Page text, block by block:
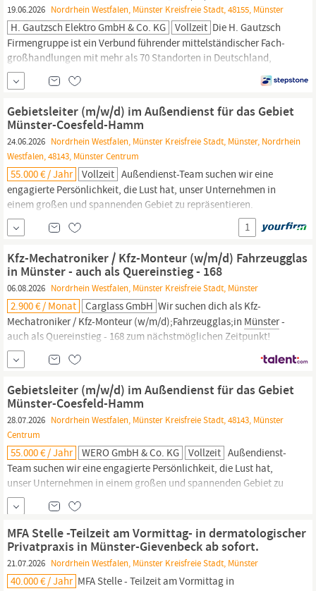
19.06.2026 Nordrhein Westfalen, Münster Kreisfreie Stadt, 48155, Münster
H. Gautzsch Elektro GmbH & Co. KG Vollzeit Die H. Gautzsch
Firmengruppe ist ein Verbund führender mittel­ständischer Fach­
großhandlungen mit mehr als 70 Standorten in Deutschland,
Österreich und in unseren wichtigsten globalen Beschaffungs­
märkten. Wir beschäftigen über 1.400 Mitarbeiter. Als Familien­
unternehmen mit Stammsitz in
inhaber­geführt und mittel­ständisch...
Gebietsleiter (m/w/d) im Außendienst für das Gebiet
Münster-Coesfeld-Hamm
24.06.2026 Nordrhein Westfalen, Münster Kreisfreie Stadt, Münster, Nordrhein
Westfalen, 48143, Münster Centrum
55.000 € / Jahr Vollzeit Außendienst-Team suchen wir eine
engagierte Persönlichkeit, die Lust hat, unser Unternehmen in
einem großen und spannenden Gebiet zu repräsentieren.
Gebietsleiter (m/w/d) im Außendienst für das Gebiet
Münster-
Coesfeld-HammDas ist dein Aufgabengebiet Du trägst
Verantwortung für die Weiterentwicklung des Vertriebsgebiets
Münster-Coesfeld-Hamm. Du übernimmst den Verkauf des
1
Kfz-Mechatroniker / Kfz-Monteur (w/m/d) Fahrzeugglas
in Münster - auch als Quereinstieg - 168
06.08.2026 Nordrhein Westfalen, Münster Kreisfreie Stadt, Münster
2.900 € / Monat Carglass GmbH Wir suchen dich als Kfz-
Mechatroniker / Kfz-Monteur (w/m/d);Fahrzeugglas;in Münster-
auch als Quereinstieg - 168 zum nächstmöglichen Zeitpunkt!
Deine Benefits: ; Einstiegsgehalt von mindestens 2.900 EUR brutto
für Quereinsteigende. Mit einer Kfz-Berufsausbildung 3.200 EUR
brutto in Vollzeit (39 Wochenstunden) – auch Teilzeit ist
Gebietsleiter (m/w/d) im Außendienst für das Gebiet
Münster-Coesfeld-Hamm
28.07.2026 Nordrhein Westfalen, Münster Kreisfreie Stadt, 48143, Münster
Centrum
55.000 € / Jahr WERO GmbH & Co. KG Vollzeit Außendienst-
Team suchen wir eine engagierte Persönlichkeit, die Lust hat,
unser Unternehmen in einem großen und spannenden Gebiet zu
repräsentieren. Gebietsleiter (m/w/d) im Außendienst für das
Gebiet
Münster-Coesfeld-Hamm
trägst Verantwortung für die Weiterentwicklung des
VertriebsgebietsMünster-Coesfeld-Hamm.Du übernimmst den
Verkauf des
MFA Stelle -Teilzeit am Vormittag- in dermatologischer
Privatpraxis in Münster-Gievenbeck ab sofort.
21.07.2026 Nordrhein Westfalen, Münster Kreisfreie Stadt, Münster
40.000 € / Jahr MFA Stelle - Teilzeit am Vormittag in